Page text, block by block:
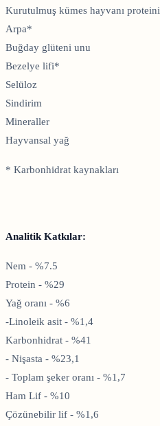
Kurutulmuş kümes hayvanı proteini
Arpa*
Buğday glüteni unu
Bezelye lifi*
Selüloz
Sindirim
Mineraller
Hayvansal yağ
* Karbonhidrat kaynakları
Analitik Katkılar:
Nem - %7.5
Protein - %29
Yağ oranı - %6
-Linoleik asit - %1,4
Karbonhidrat - %41
- Nişasta - %23,1
- Toplam şeker oranı - %1,7
Ham Lif - %10
Çözünebilir lif - %1,6